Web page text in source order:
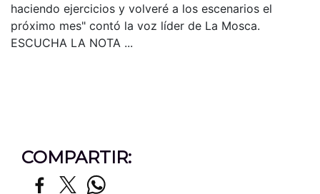
haciendo ejercicios y volveré a los escenarios el
próximo mes" contó la voz líder de La Mosca.
ESCUCHA LA NOTA ...
COMPARTIR: